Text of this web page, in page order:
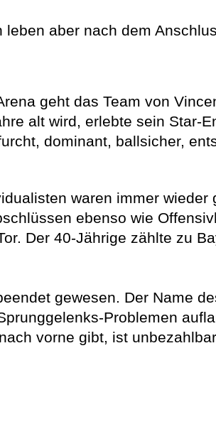
aber nach dem
geht das Team von
alt wird, erlebte sein Star-
dominant, ballsicher,
waren immer wieder
ebenso wie
Der 40-Jährige zählte zu
gewesen. Der Name
Problemen
vorne gibt, ist